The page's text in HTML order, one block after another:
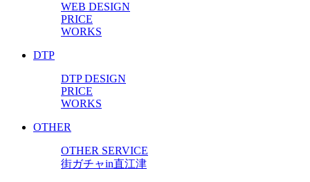
WEB DESIGN
PRICE
WORKS
DTP
DTP DESIGN
PRICE
WORKS
OTHER
OTHER SERVICE
街ガチャin直江津